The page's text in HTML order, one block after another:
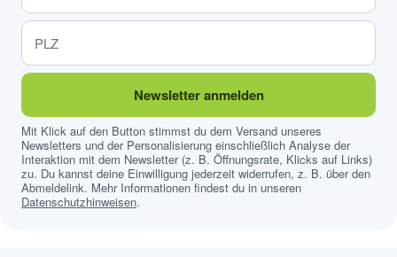
Newsletter anmelden
Mit Klick auf den Button stimmst du dem Versand unseres
Newsletters und der Personalisierung einschließlich Analyse der
Interaktion mit dem Newsletter (z. B. Öffnungsrate, Klicks auf Links)
zu. Du kannst deine Einwilligung jederzeit widerrufen, z. B. über den
Abmeldelink. Mehr Informationen findest du in unseren
Datenschutzhinweisen.